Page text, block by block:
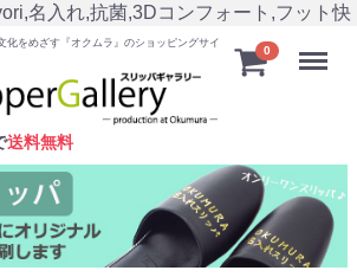
名入れ,抗菌,3Dコンフォート,フット快
化をめざす『オクムラ』のショッピングサイ
送料無料
0 Menu